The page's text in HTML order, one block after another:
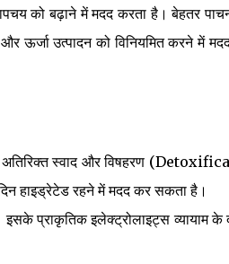
को बढ़ाने में मदद करता है। बेहतर
और ऊर्जा उत्पादन को विनियमित करने में
स्वाद और विषहरण
हाइड्रेटेड रहने में मदद कर सकता है।
प्राकृतिक इलेक्ट्रोलाइट्स व्यायाम के